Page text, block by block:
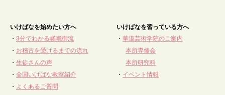
いけばなを始めたい方へ
・ 3分でわかる嵯峨御流
・ お稽古を受けるまでの流れ
・ 生徒さんの声
・ 全国いけばな教室紹介
・ よくあるご質問
いけばなを習っている方へ
・華道芸術学院のご案内
本所専修会
本所研究科
・ イベント情報